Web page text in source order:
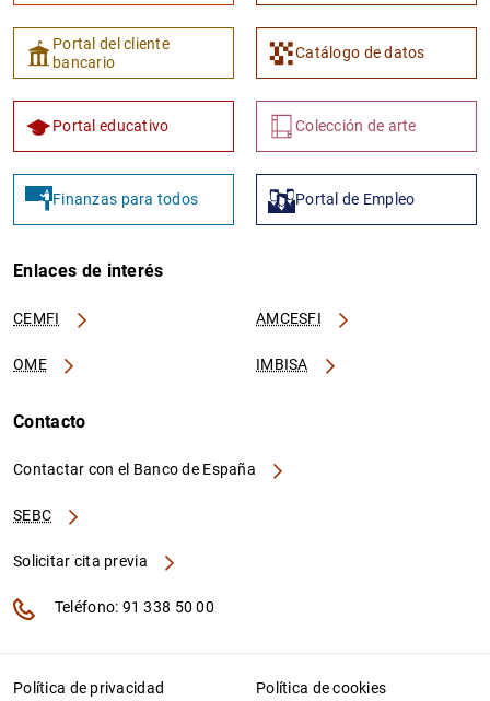
Portal del cliente
bancario
Catálogo de datos
Portal educativo Colección de arte
Finanzas para todos Portal de Empleo
Enlaces de interés
CEMFI AMCESFI
OME IMBISA
Contacto
Contactar con el Banco de España
SEBC
Solicitar cita previa
Teléfono: 91 338 50 00
Política de privacidad Política de cookies